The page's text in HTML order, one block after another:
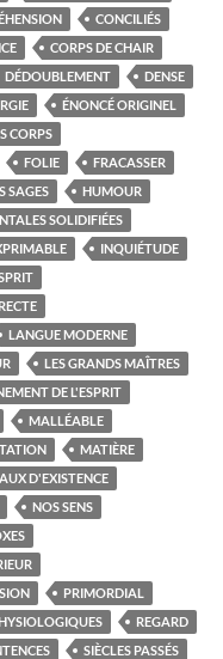
CONCILIÉS
CORPS DE CHAIR
DÉDOUBLEMENT
DENSE
ÉNONCÉ ORIGINEL
CORPS
FOLIE
FRACASSER
SAGES
HUMOUR
SOLIDIFIÉES
INQUIÉTUDE
LANGUE MODERNE
LES GRANDS MAÎTRES
DE L'ESPRIT
MALLÉABLE
MATIÈRE
D'EXISTENCE
NOS SENS
PRIMORDIAL
REGARD
SIÈCLES PASSÉS